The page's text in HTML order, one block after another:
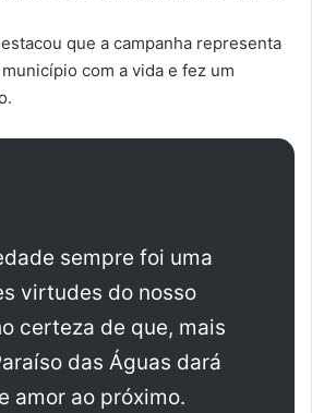
que a campanha representa
com a vida e fez um
sempre foi uma
virtudes do nosso
certeza de que, mais
das Águas dará
amor ao próximo.